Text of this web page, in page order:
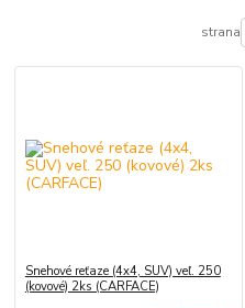
strana
Snehové reťaze (4x4, SUV) veľ. 250
(kovové) 2ks (CARFACE)